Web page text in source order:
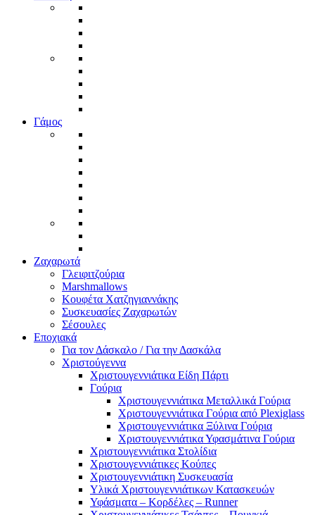
Γάμος
Ζαχαρωτά
Γλειφιτζούρια
Marshmallows
Κουφέτα Χατζηγιαννάκης
Συσκευασίες Ζαχαρωτών
Σέσουλες
Εποχιακά
Για τον Δάσκαλο / Για την Δασκάλα
Χριστούγεννα
Χριστουγεννιάτικα Είδη Πάρτι
Γούρια
Χριστουγεννιάτικα Μεταλλικά Γούρια
Χριστουγεννιάτικα Γούρια από Plexiglass
Χριστουγεννιάτικα Ξύλινα Γούρια
Χριστουγεννιάτικα Υφασμάτινα Γούρια
Χριστουγεννιάτικα Στολίδια
Χριστουγεννιάτικες Κούπες
Χριστουγεννιάτικη Συσκευασία
Υλικά Χριστουγεννιάτικων Κατασκευών
Υφάσματα – Κορδέλες – Runner